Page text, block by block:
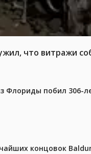
что витражи
Флориды побил
концовок